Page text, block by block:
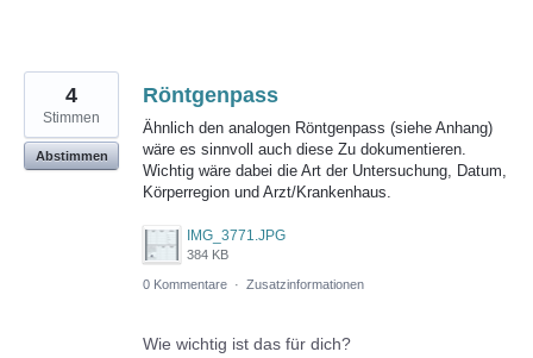
Röntgenpass
Ähnlich den analogen Röntgenpass (siehe Anhang)
wäre es sinnvoll auch diese Zu dokumentieren.
Wichtig wäre dabei die Art der Untersuchung, Datum,
Körperregion und Arzt/Krankenhaus.
IMG_3771.JPG
384 KB
4
Stimmen
Abstimmen
0 Kommentare · Zusatzinformationen
Wie wichtig ist das für dich?